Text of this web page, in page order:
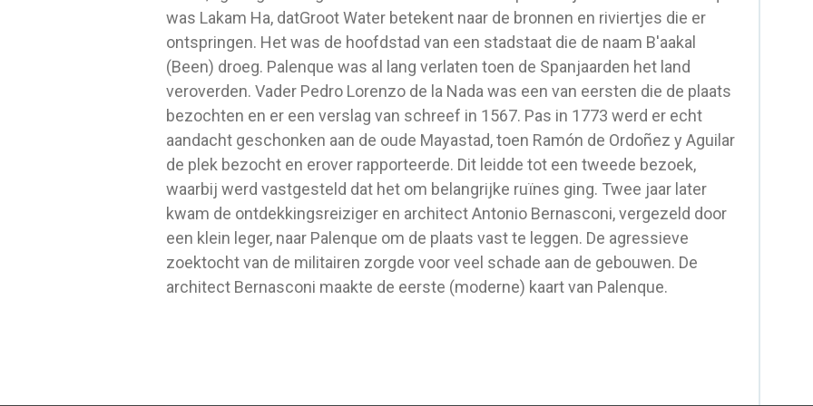
was Lakam Ha, datGroot Water betekent naar de bronnen en riviertjes die er
ontspringen. Het was de hoofdstad van een stadstaat die de naam B'aakal
(Been) droeg. Palenque was al lang verlaten toen de Spanjaarden het land
veroverden. Vader Pedro Lorenzo de la Nada was een van eersten die de plaats
bezochten en er een verslag van schreef in 1567. Pas in 1773 werd er echt
aandacht geschonken aan de oude Mayastad, toen Ramón de Ordoñez y Aguilar
de plek bezocht en erover rapporteerde. Dit leidde tot een tweede bezoek,
waarbij werd vastgesteld dat het om belangrijke ruïnes ging. Twee jaar later
kwam de ontdekkingsreiziger en architect Antonio Bernasconi, vergezeld door
een klein leger, naar Palenque om de plaats vast te leggen. De agressieve
zoektocht van de militairen zorgde voor veel schade aan de gebouwen. De
architect Bernasconi maakte de eerste (moderne) kaart van Palenque.